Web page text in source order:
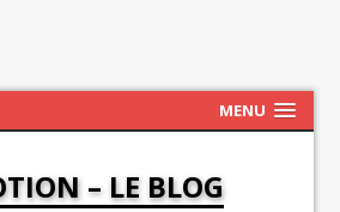
MENU
– LE BLOG